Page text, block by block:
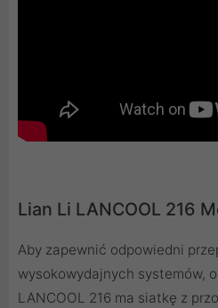
Lian Li LANCOOL 216
Aby zapewnić odpowiedni
wysokowydajnych systemów,
LANCOOL 216 ma siatkę z